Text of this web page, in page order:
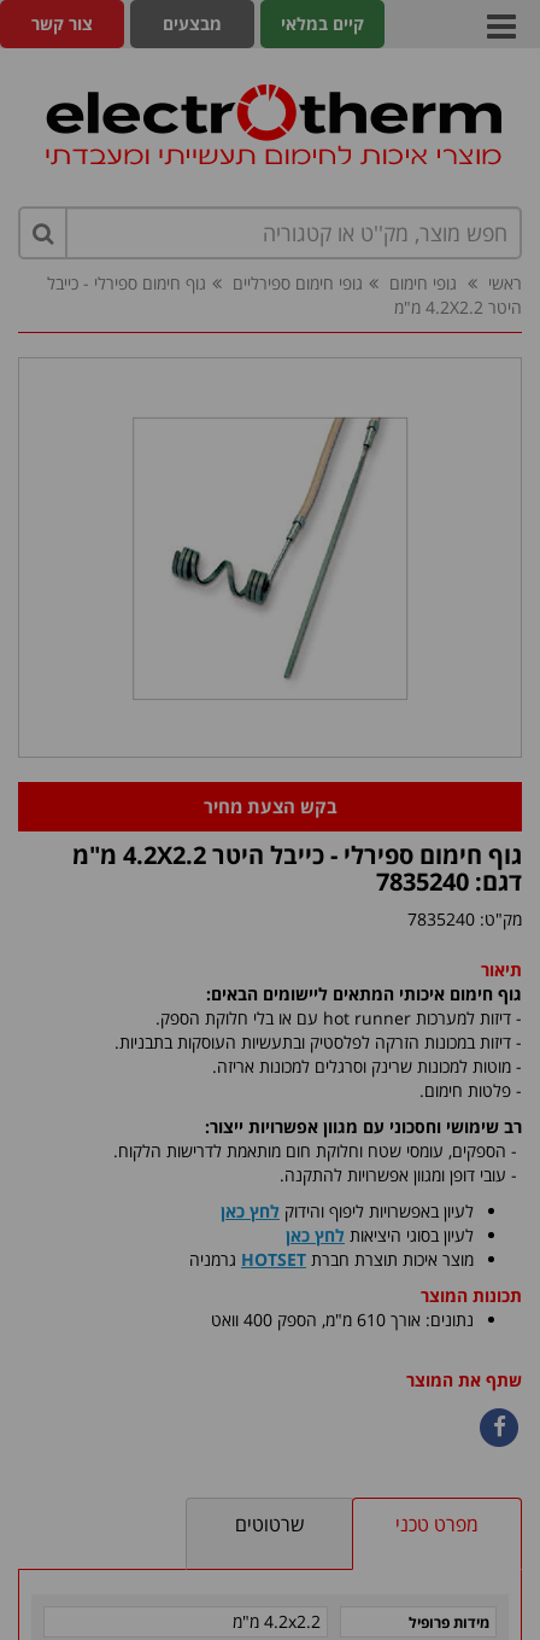
צור קשר מבצעים קיים במלאי
ראשי גופי חימום גופי חימום ספירליים
גוף חימום ספירלי - כייבל
היטר 4.2X2.2 מ"מ
בקש הצעת מחיר
גוף חימום ספירלי - כייבל היטר 4.2X2.2 מ"מ
דגם: 7835240
מק"ט: 7835240
תיאור
גוף חימום איכותי המתאים ליישומים הבאים:
- דיזות למערכות hot runner עם או בלי חלוקת הספק.
- דיזות במכונות הזרקה לפלסטיק ובתעשיות העוסקות בתבניות.
- מוטות למכונות שרינק וסרגלים למכונות אריזה.
- פלטות חימום.
רב שימושי וחסכוני עם מגוון אפשרויות ייצור:
- הספקים, עומסי שטח וחלוקת חום מותאמת לדרישות הלקוח.
- עובי דופן ומגוון אפשרויות להתקנה.
לעיון באפשרויות ליפוף והידוק לחץ כאן
לעיון בסוגי היציאות לחץ כאן
​מוצר איכות תוצרת חברת HOTSET גרמניה
תכונות המוצר
נתונים: אורך 610 מ"מ, הספק 400 וואט
שתף את המוצר
מפרט טכני שרטוטים
מידות פרופיל 4.2x2.2 מ"מ